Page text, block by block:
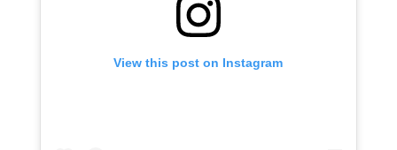
View this post on Instagram